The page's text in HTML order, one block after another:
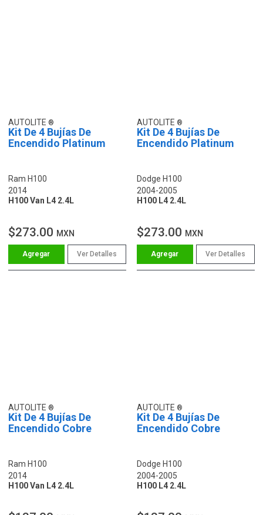
AUTOLITE
Kit De 4 Bujías De
Encendido Platinum
Ram H100
2014
H100 Van L4 2.4L
$273.00 MXN
Ver Detalles
AUTOLITE
Kit De 4 Bujías De
Encendido Platinum
Dodge H100
2004-2005
H100 L4 2.4L
$273.00 MXN
Ver Detalles
AUTOLITE
Kit De 4 Bujías De
Encendido Cobre
Ram H100
2014
H100 Van L4 2.4L
AUTOLITE
Kit De 4 Bujías De
Encendido Cobre
Dodge H100
2004-2005
H100 L4 2.4L